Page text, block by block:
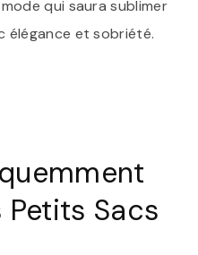
qui saura sublimer
élégance et sobriété.
Petits Sacs